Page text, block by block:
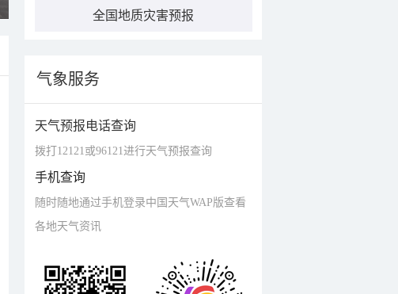
全国地质灾害预报
气象服务
天气预报电话查询
拨打12121或96121进行天气预报查询
手机查询
随时随地通过手机登录中国天气WAP版查看
各地天气资讯